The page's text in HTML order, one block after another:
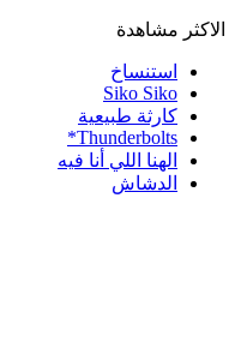
الاكثر مشاهدة
استنساخ
Siko Siko
كارثة طبيعية
Thunderbolts*
الهنا اللي أنا فيه
الدشاش